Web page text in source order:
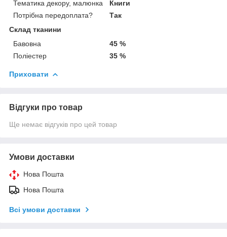
Тематика декору, малюнка
Книги
Потрібна передоплата?
Так
Склад тканини
Бавовна
45 %
Поліестер
35 %
Приховати
Відгуки про товар
Ще немає відгуків про цей товар
Умови доставки
Нова Пошта
Нова Пошта
Всі умови доставки